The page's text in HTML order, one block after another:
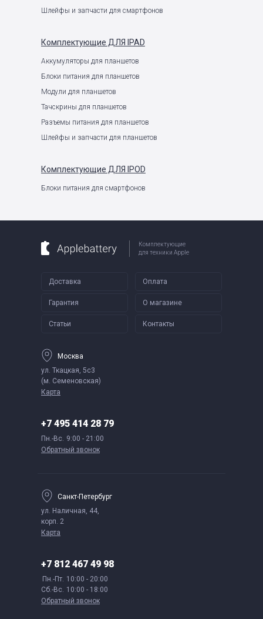
Шлейфы и запчасти для смартфонов
Комплектующие ДЛЯ IPAD
Аккумуляторы для планшетов
Блоки питания для планшетов
Модули для планшетов
Тачскрины для планшетов
Разъемы питания для планшетов
Шлейфы и запчасти для планшетов
Комплектующие ДЛЯ IPOD
Блоки питания для смартфонов
Комплектующие
для техники Apple
Доставка Оплата
Гарантия О магазине
Статьи Контакты
Москва
ул. Ткацкая, 5с3
(м. Семеновская)
Карта
+7 495 414 28 79
Пн.-Вс. 9:00 - 21:00
Обратный звонок
Санкт-Петербург
ул. Наличная, 44,
корп. 2
Карта
+7 812 467 49 98
Пн.-Пт. 10:00 - 20:00
Сб.-Вс. 10:00 - 18:00
Обратный звонок